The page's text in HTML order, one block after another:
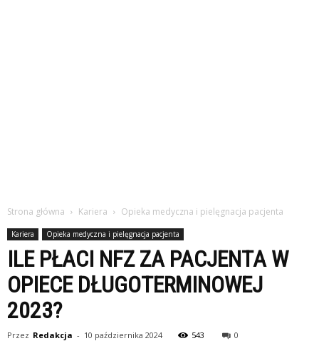
Strona główna Kariera Opieka medyczna i pielęgnacja pacjenta
Kariera Opieka medyczna i pielęgnacja pacjenta
ILE PŁACI NFZ ZA PACJENTA W
OPIECE DŁUGOTERMINOWEJ
2023?
Przez Redakcja - 10 października 2024 543 0